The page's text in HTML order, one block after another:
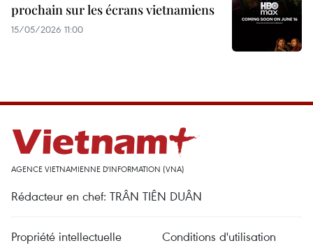
prochain sur les écrans vietnamiens
15/05/2026 11:00
AGENCE VIETNAMIENNE D'INFORMATION (VNA)
Rédacteur en chef: TRÂN TIÊN DUÂN
Propriété intellectuelle
Conditions d'utilisation